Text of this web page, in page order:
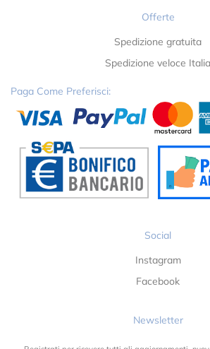
Offerte
Spedizione gratuita
Spedizione veloce Italia
Paga Come Preferisci:
Social
Instagram
Facebook
Newsletter